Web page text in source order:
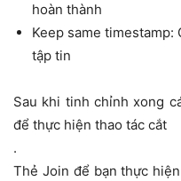
hoàn thành
Keep same
tập tin
Sau khi tinh chỉnh xong
để thực hiện thao tác cắt
.
Thẻ Join để bạn thực